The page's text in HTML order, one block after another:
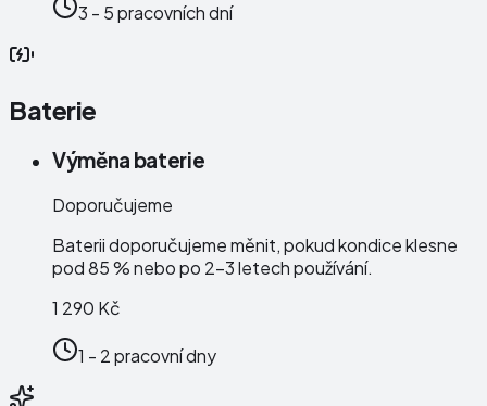
3 - 5 pracovních dní
Baterie
Výměna baterie
Doporučujeme
Baterii doporučujeme měnit, pokud kondice klesne
pod 85 % nebo po 2–3 letech používání.
1 290 Kč
1 - 2 pracovní dny